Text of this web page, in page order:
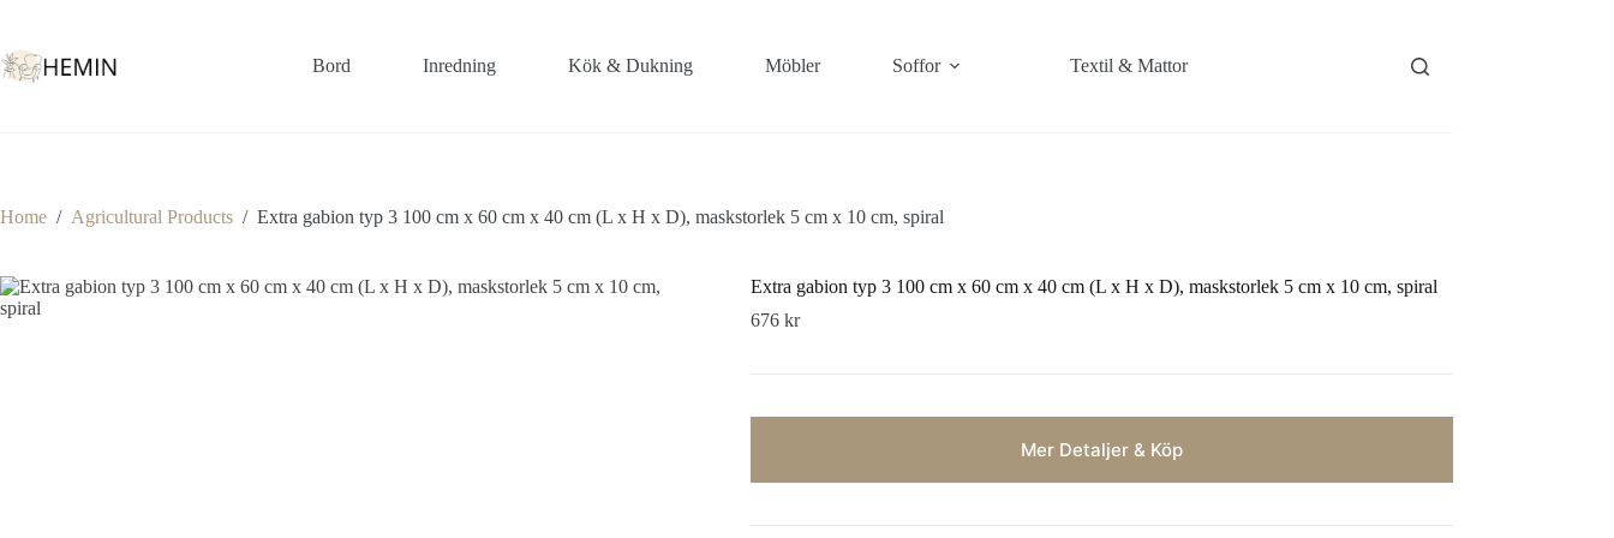
Bord Inredning Kök & Dukning Möbler Soffor Textil & Mattor
Home / Agricultural Products / Extra gabion typ 3 100 cm x 60 cm x 40 cm (L x H x D), maskstorlek 5 cm x 10 cm, spiral
Extra gabion typ 3 100 cm x 60 cm x 40 cm (L x H x D), maskstorlek 5 cm x 10 cm, spiral
676 kr
Mer Detaljer & Köp